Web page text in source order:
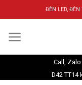
to
ĐÈN LED, ĐÈN
Call,
D42 TT14